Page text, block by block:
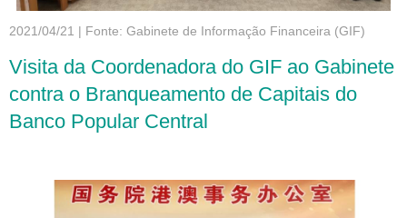
2021/04/21 | Fonte: Gabinete de Informação Financeira (GIF)
Visita da Coordenadora do GIF ao Gabinete
contra o Branqueamento de Capitais do
Banco Popular Central